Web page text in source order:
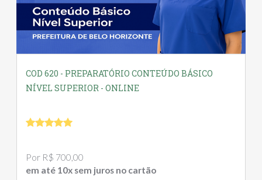
COD 620 - PREPARATÓRIO CONTEÚDO BÁSICO
NÍVEL SUPERIOR - ONLINE
Por R$ 700,00
em até 10x sem juros no cartão